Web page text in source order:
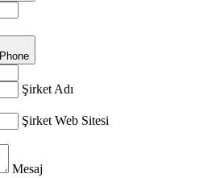
Phone
Şirket Adı
Şirket Web Sitesi
Mesaj